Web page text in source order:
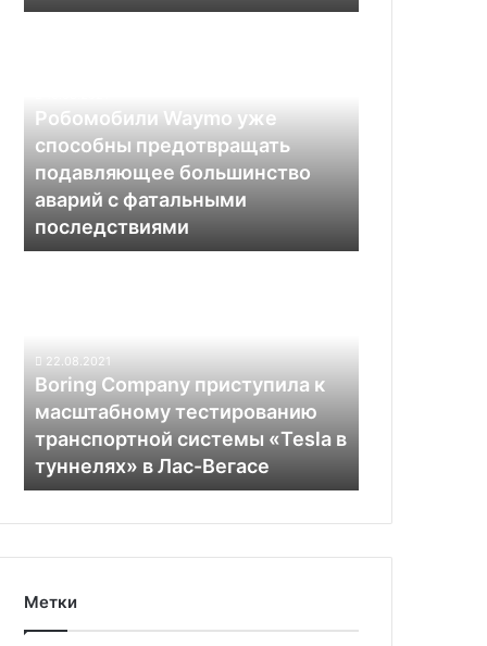
нет?
предотвращать
подавляющее
аварий
фатальными
последствиями
Робомобили Waymo уже
способны предотвращать
подавляющее большинство
аварий с фатальными
последствиями
тестированию
транспортной
системы
«Tesla
туннелях»
Вегасе
22.08.2021
Boring Company приступила к
масштабному тестированию
транспортной системы «Tesla в
туннелях» в Лас-Вегасе
Метки